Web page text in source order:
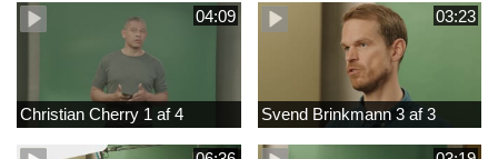
04:09
Christian Cherry 1 af 4
03:23
Svend Brinkmann 3 af 3